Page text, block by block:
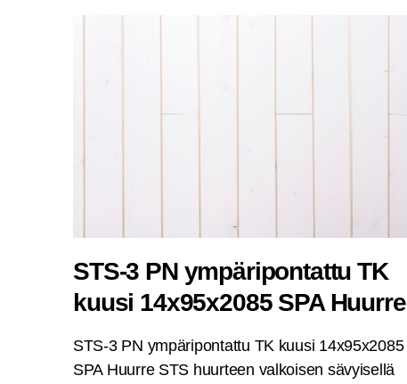
STS‑3 PN ympä­ri­pon­tat­tu TK
kuusi 14x95x2085 SPA Huurre
STS‑3 PN ympä­ri­pon­tat­tu TK kuusi 14x95x2085
SPA Huur­re STS huur­teen val­koi­sen sävyi­sel­lä